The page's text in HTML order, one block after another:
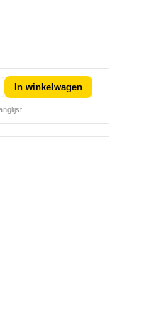
In winkelwagen